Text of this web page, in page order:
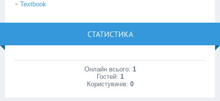
Textbook
СТАТИСТИКА
Онлайн всього: 1
Гостей: 1
Користувачів: 0